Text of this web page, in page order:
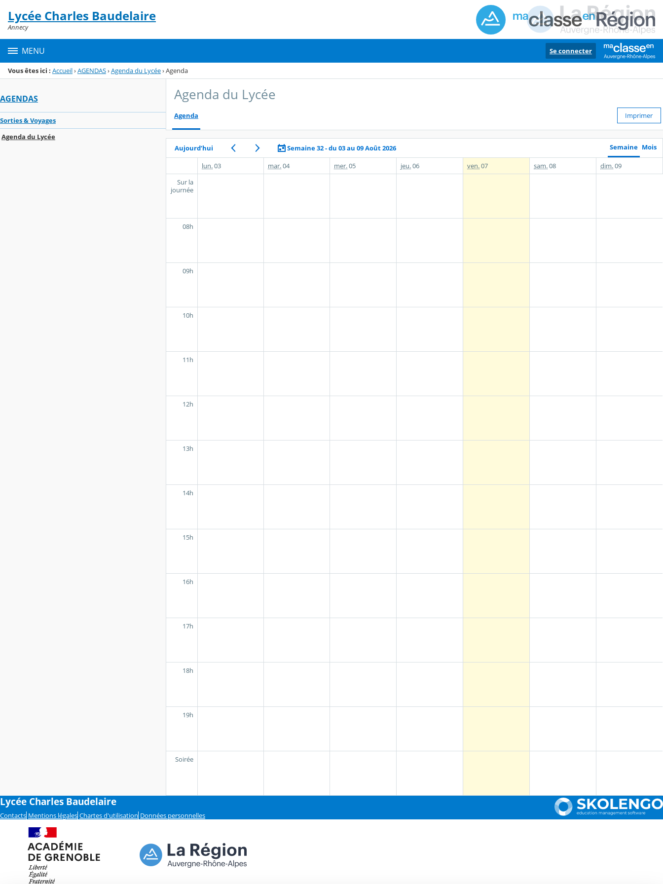
Menu de la rubrique
Contenu
Lycée Charles Baudelaire
Annecy
MENU Se connecter
Vous êtes ici : Accueil›AGENDAS›Agenda du Lycée›Agenda
AGENDAS
Sorties & Voyages
Agenda du Lycée
Agenda du Lycée
Agenda Imprimer
Aujourd’hui Semaine 32 - du 03 au 09 Août 2026 Semaine Mois
lun.03 mar.04 mer.05 jeu.06 ven.07 sam.08 dim.09
Sur la
journée
08h
09h
10h
11h
12h
13h
14h
15h
16h
17h
18h
19h
Soirée
Lycée Charles Baudelaire
Contacts Mentions légales Chartes d'utilisation Données personnelles